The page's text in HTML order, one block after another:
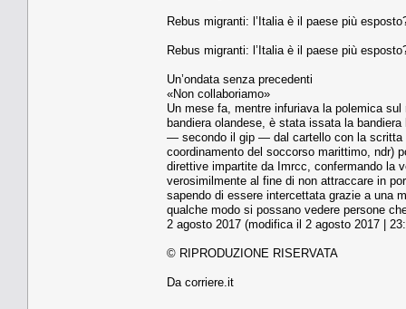
Rebus migranti: l’Italia è il paese più
Rebus migranti: l’Italia è il paese più
Un’ondata senza precedenti
«Non collaboriamo»
Un mese fa, mentre infuriava la polemica
bandiera olandese, è stata issata la
— secondo il gip — dal cartello con la scritta
coordinamento del soccorso marittimo, ndr)
direttive impartite da Imrcc, confermando la
verosimilmente al fine di non attraccare in
sapendo di essere intercettata grazie a una
qualche modo si possano vedere persone
2 agosto 2017 (modifica il 2 agosto 2017 |
© RIPRODUZIONE RISERVATA
Da corriere.it